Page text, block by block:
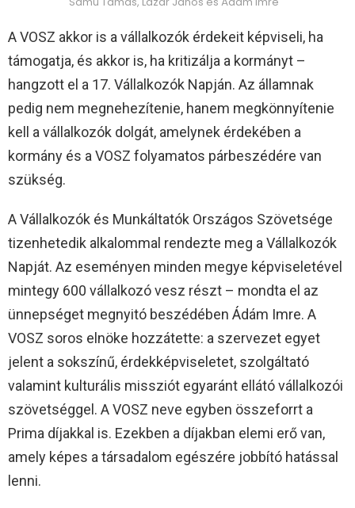
A VOSZ akkor is a vállalkozók érdekeit képviseli, ha
támogatja, és akkor is, ha kritizálja a kormányt –
hangzott el a 17. Vállalkozók Napján. Az államnak
pedig nem megnehezítenie, hanem megkönnyítenie
kell a vállalkozók dolgát, amelynek érdekében a
kormány és a VOSZ folyamatos párbeszédére van
szükség.
A Vállalkozók és Munkáltatók Országos Szövetsége
tizenhetedik alkalommal rendezte meg a Vállalkozók
Napját. Az eseményen minden megye képviseletével
mintegy 600 vállalkozó vesz részt – mondta el az
ünnepséget megnyitó beszédében Ádám Imre. A
VOSZ soros elnöke hozzátette: a szervezet egyet
jelent a sokszínű, érdekképviseletet, szolgáltató
valamint kulturális missziót egyaránt ellátó vállalkozói
szövetséggel. A VOSZ neve egyben összeforrt a
Prima díjakkal is. Ezekben a díjakban elemi erő van,
amely képes a társadalom egészére jobbító hatással
lenni.